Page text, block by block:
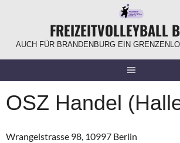
FREIZEITVOLLEYBALL
AUCH FÜR BRANDENBURG EIN
OSZ Handel
Wrangelstrasse 98, 10997 Berlin